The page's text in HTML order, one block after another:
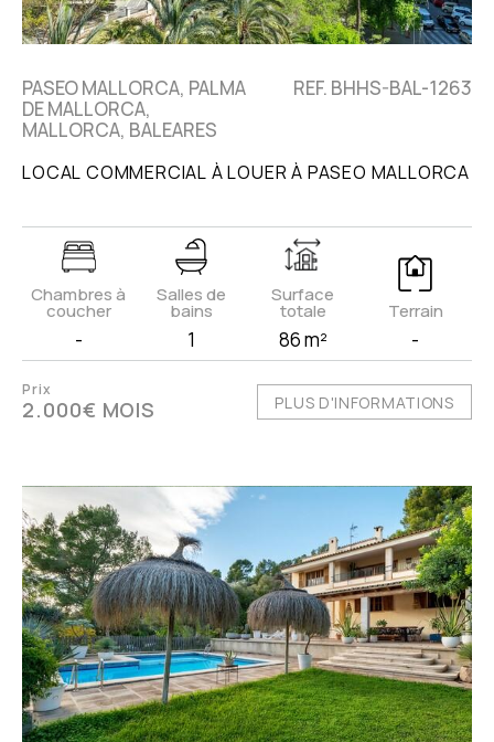
PASEO MALLORCA, PALMA
DE MALLORCA,
MALLORCA, BALEARES
REF. BHHS-BAL-1263
LOCAL COMMERCIAL À LOUER À PASEO MALLORCA
Chambres à
coucher
-
Salles de
bains
1
Surface
totale
86 m²
Terrain
-
Prix
2.000€ MOIS PLUS D'INFORMATIONS